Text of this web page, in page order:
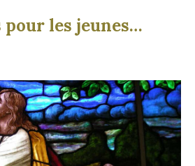
les jeunes…